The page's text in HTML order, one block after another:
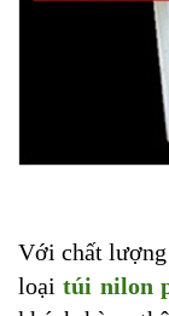
Với chất lượng
loạitúi nilon